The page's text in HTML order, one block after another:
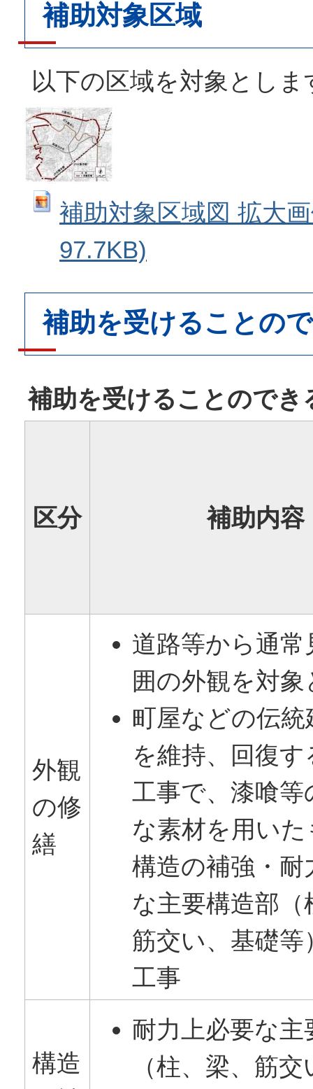
補助対象区域
以下の区域を対象としま
補助対象区域図 拡大
97.7KB)
補助を受けることの
補助を受けることのでき
区分 補助内容
外観
の修
繕
道路等から通常
囲の外観を対
町屋などの伝統
を維持、回復
工事で、漆喰等
な素材を用いた
構造の補強・耐
な主要構造部（
筋交い、基礎等
工事
構造
耐力上必要な主
（柱、梁、筋